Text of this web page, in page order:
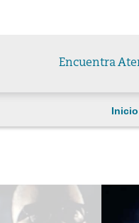
Encuentra
Inicio